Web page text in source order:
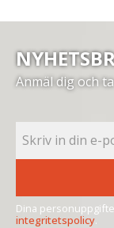
Anmäl dig och
Dina
integritetspolicy.